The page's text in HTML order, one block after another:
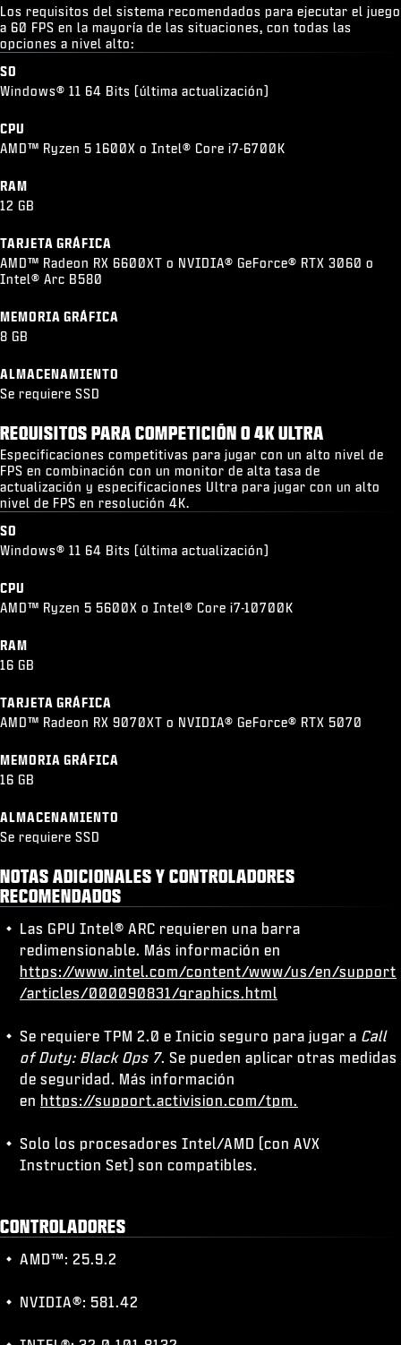
Los requisitos del sistema recomendados para ejecutar el juego
a 60 FPS en la mayoría de las situaciones, con todas las
opciones a nivel alto:
SO
Windows® 11 64 Bits (última actualización)
CPU
AMD™ Ryzen 5 1600X o Intel® Core i7-6700K
RAM
12 GB
TARJETA GRÁFICA
AMD™ Radeon RX 6600XT o NVIDIA® GeForce® RTX 3060 o
Intel® Arc B580
MEMORIA GRÁFICA
8 GB
ALMACENAMIENTO
Se requiere SSD
REQUISITOS PARA COMPETICIÓN O 4K ULTRA
Especificaciones competitivas para jugar con un alto nivel de
FPS en combinación con un monitor de alta tasa de
actualización y especificaciones Ultra para jugar con un alto
nivel de FPS en resolución 4K.
SO
Windows® 11 64 Bits (última actualización)
CPU
AMD™ Ryzen 5 5600X o Intel® Core i7-10700K
RAM
16 GB
TARJETA GRÁFICA
AMD™ Radeon RX 9070XT o NVIDIA® GeForce® RTX 5070
MEMORIA GRÁFICA
16 GB
ALMACENAMIENTO
Se requiere SSD
NOTAS ADICIONALES Y CONTROLADORES
RECOMENDADOS
Las GPU Intel® ARC requieren una barra
redimensionable. Más información en
https://www.intel.com/content/www/us/en/support
/articles/000090831/graphics.html
Se requiere TPM 2.0 e Inicio seguro para jugar a Call
of Duty: Black Ops 7. Se pueden aplicar otras medidas
de seguridad. Más información
en https://support.activision.com/tpm.
Solo los procesadores Intel/AMD (con AVX
Instruction Set) son compatibles.
CONTROLADORES
AMD™: 25.9.2
NVIDIA®: 581.42